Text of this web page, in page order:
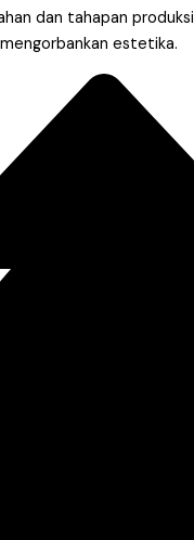
dan tahapan
estetika.